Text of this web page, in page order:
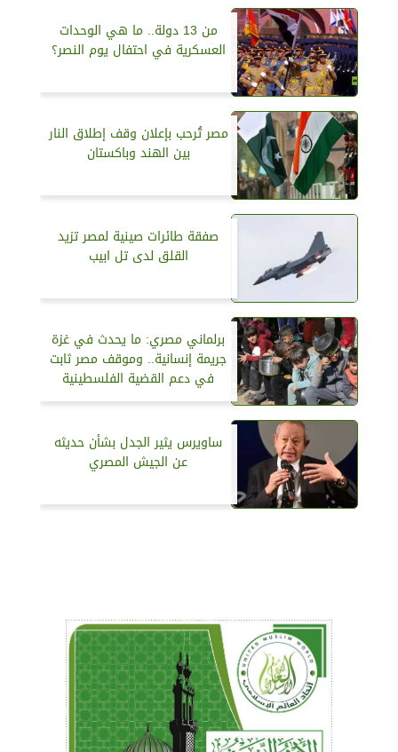
من 13 دولة.. ما هي الوحدات
العسكرية في احتفال يوم النصر؟
مصر تُرحب بإعلان وقف إطلاق النار
بين الهند وباكستان
صفقة طائرات صينية لمصر تزيد
القلق لدى تل ابيب
برلماني مصري: ما يحدث في غزة
جريمة إنسانية.. وموقف مصر ثابت
في دعم القضية الفلسطينية
ساويرس يثير الجدل بشأن حديثه
عن الجيش المصري